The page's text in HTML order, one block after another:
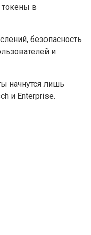
токены в
безопасность
и
начнутся лишь
и Enterprise.